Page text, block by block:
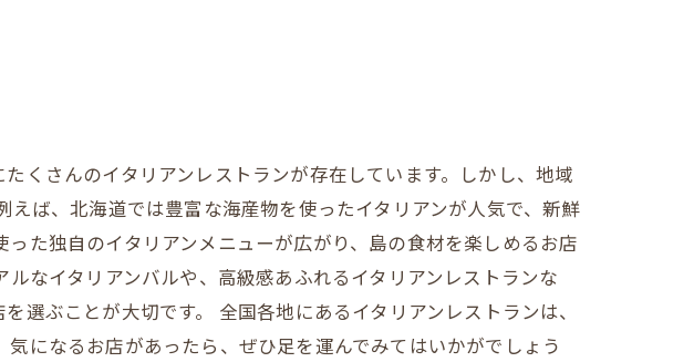
くさんのイタリアンレストランが存在しています。しかし、地域
ば、北海道では豊富な海産物を使ったイタリアンが人気で、新鮮
た独自のイタリアンメニューが広がり、島の食材を楽しめるお店
なイタリアンバルや、高級感あふれるイタリアンレストランな
選ぶことが大切です。 全国各地にあるイタリアンレストランは、
になるお店があったら、ぜひ足を運んでみてはいかがでしょう